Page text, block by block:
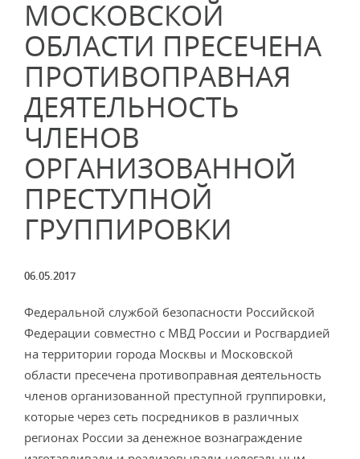
МОСКОВСКОЙ
ОБЛАСТИ ПРЕСЕЧЕНА
ПРОТИВОПРАВНАЯ
ДЕЯТЕЛЬНОСТЬ
ЧЛЕНОВ
ОРГАНИЗОВАННОЙ
ПРЕСТУПНОЙ
ГРУППИРОВКИ
06.05.2017
Федеральной службой безопасности Российской
Федерации совместно с МВД России и Росгвардией
на территории города Москвы и Московской
области пресечена противоправная деятельность
членов организованной преступной группировки,
которые через сеть посредников в различных
регионах России за денежное вознаграждение